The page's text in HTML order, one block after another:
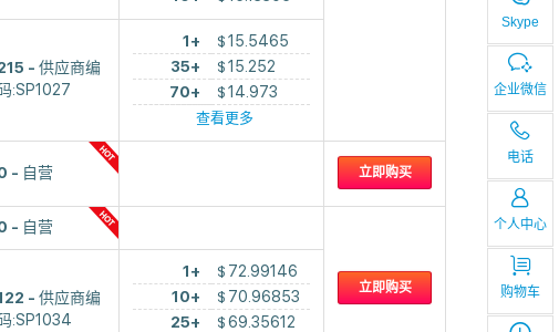
Skype
企业微信
电话
个人中心
购物车
供应商编
:SP1027
1+ $15.5465
35+
$15.252
70+
$14.973
查看更多
自营 立即购买
自营
立即购买
供应商编
:SP1034
1+ $ 72.99146
10+
$ 70.96853
25+
$69.35612